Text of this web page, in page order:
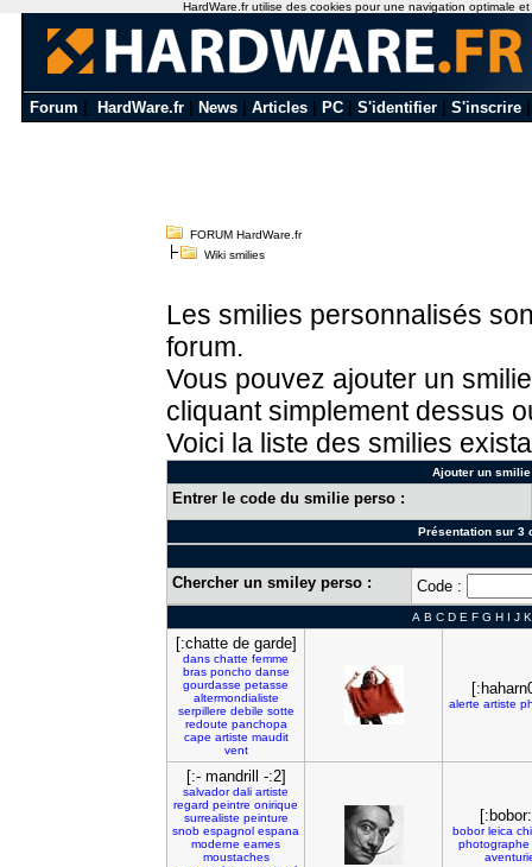
Forum HardWare.fr News Articles PC S'identifier S'inscrire
FORUM HardWare.fr
Wiki smilies
Les smilies personnalisés
forum.
Vous pouvez ajouter un
cliquant simplement dessus
Voici la liste des smilies
Ajouter un
Entrer le code du smilie perso :
Présentation sur 3
Chercher un smiley perso : Code :
A B C D E F G H I J K
[:chatte de garde]
dans chatte femme
bras poncho danse
gourdasse petasse
altermondialiste
serpillere debile sotte
redoute panchopa
cape artiste maudit
vent
alerte artiste
[:- mandrill -:2]
salvador dali artiste
regard peintre onirique
surrealiste peinture
snob espagnol espana
moderne eames
moustaches
bobor leica
photographe
HardWare.fr utilise des cookies pour une navigation optimale